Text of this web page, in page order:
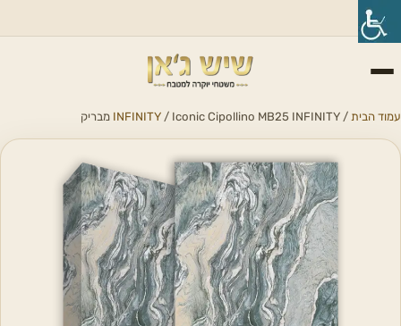
עמוד הבית /
INFINITY / Iconic Cipollino MB25 INFINITY מבריק